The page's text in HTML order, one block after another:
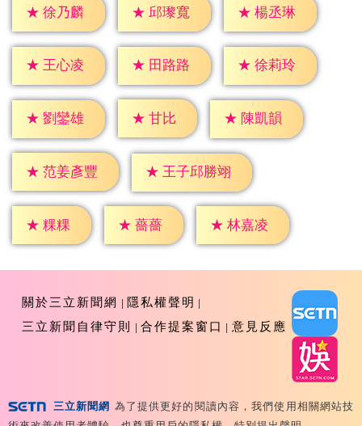
★ 徐乃麟 ★ 邱瓈寬 ★ 楊丞琳
★ 王心凌 ★ 田路路 ★ 徐莉玲
★ 劉鑾雄 ★ 甘比 ★ 陳凱韻
★ 范姜彥豐 ★ 王子邱勝翊
★ 粿粿 ★ 薔薔 ★ 林嘉凌
關於三立新聞網
隱私權聲明
三立新聞自律守則
合作提案窗口 意見反應
三立新聞網 為了提供更好的閱讀內容，我們使用相關網站技